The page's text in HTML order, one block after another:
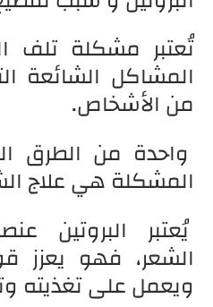
تُعتبر مشكلة تلف
المشاكل الشائعة
من الأشخاص.
واحدة من الطرق
المشكلة هي علاج
يُعتبر البروتين
الشعر، فهو يعزز
ويعمل على تغذيته